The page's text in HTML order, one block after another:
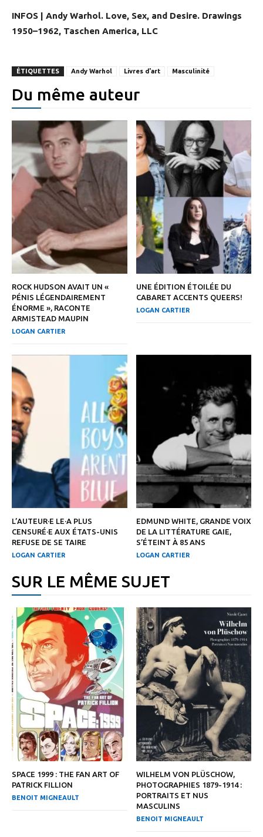
INFOS | Andy Warhol. Love, Sex, and Desire. Drawings
1950–1962, Taschen America, LLC
ÉTIQUETTES Andy Warhol Livres d'art Masculinité
Du même auteur
ROCK HUDSON AVAIT UN «
PÉNIS LÉGENDAIREMENT
ÉNORME », RACONTE
ARMISTEAD MAUPIN
LOGAN CARTIER
UNE ÉDITION ÉTOILÉE DU
CABARET ACCENTS QUEERS!
LOGAN CARTIER
L’AUTEUR·E LE·A PLUS
CENSURÉ·E AUX ÉTATS-UNIS
REFUSE DE SE TAIRE
LOGAN CARTIER
EDMUND WHITE, GRANDE VOIX
DE LA LITTÉRATURE GAIE,
S’ÉTEINT À 85 ANS
LOGAN CARTIER
SUR LE MÊME SUJET
SPACE 1999 : THE FAN ART OF
PATRICK FILLION
BENOIT MIGNEAULT
WILHELM VON PLÜSCHOW,
PHOTOGRAPHIES 1879-1914 :
PORTRAITS ET NUS
MASCULINS
BENOIT MIGNEAULT